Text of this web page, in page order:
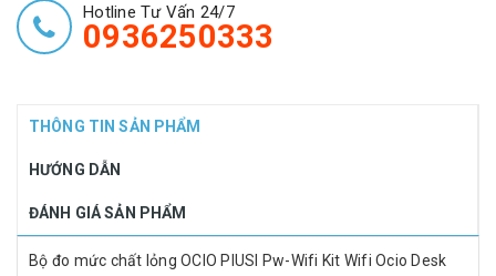
Hotline Tư Vấn 24/7
0936250333
THÔNG TIN SẢN PHẨM
HƯỚNG DẪN
ĐÁNH GIÁ SẢN PHẨM
Bộ đo mức chất lỏng OCIO PIUSI Pw-Wifi Kit Wifi Ocio Desk